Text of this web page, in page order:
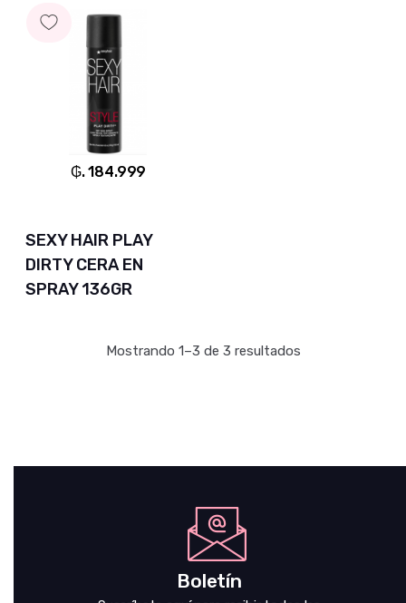
₲. 184.999
SEXY HAIR PLAY
DIRTY CERA EN
SPRAY 136GR
Mostrando 1–3 de 3 resultados
Boletín